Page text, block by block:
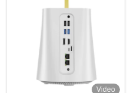
Video